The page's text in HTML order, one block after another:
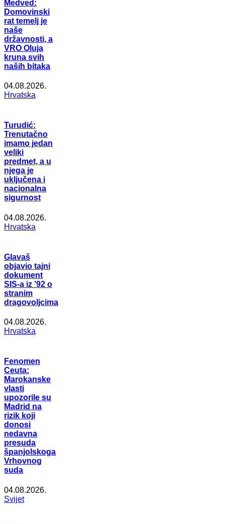
Medved:
Domovinski
rat temelj je
naše
državnosti, a
VRO Oluja
kruna svih
naših bitaka
04.08.2026.
Hrvatska
Turudić:
Trenutačno
imamo jedan
veliki
predmet, a u
njega je
uključena i
nacionalna
sigurnost
04.08.2026.
Hrvatska
Glavaš
objavio tajni
dokument
SIS-a iz ’92 o
stranim
dragovoljcima
04.08.2026.
Hrvatska
Fenomen
Ceuta:
Marokanske
vlasti
upozorile su
Madrid na
rizik koji
donosi
nedavna
presuda
španjolskoga
Vrhovnog
suda
04.08.2026.
Svijet